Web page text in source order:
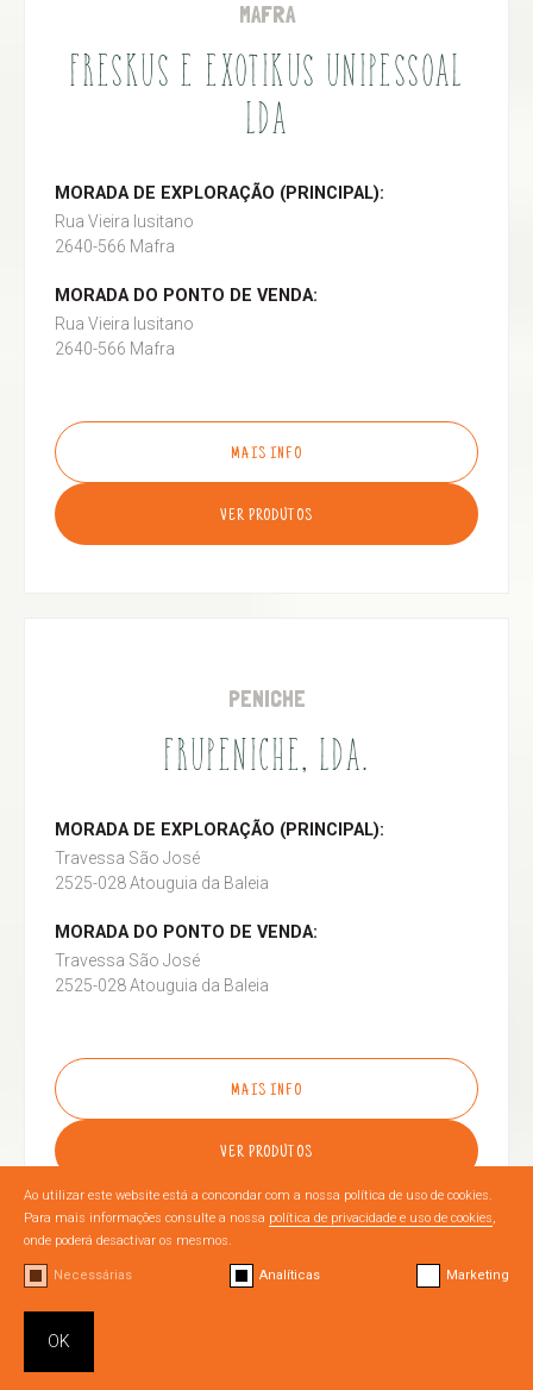
Ao utilizar este website está a concondar com a nossa política de uso de cookies.
Para mais informações consulte a nossa política de privacidade e uso de cookies,
onde poderá desactivar os mesmos.
Necessárias Analíticas Marketing
OK
MAFRA
FRESKUS E EXOTIKUS UNIPESSOAL
LDA
MORADA DE EXPLORAÇÃO (PRINCIPAL):
Rua Vieira lusitano
2640-566 Mafra
MORADA DO PONTO DE VENDA:
Rua Vieira lusitano
2640-566 Mafra
MAIS INFO
VER PRODUTOS
PENICHE
FRUPENICHE, LDA.
MORADA DE EXPLORAÇÃO (PRINCIPAL):
Travessa São José
2525-028 Atouguia da Baleia
MORADA DO PONTO DE VENDA:
Travessa São José
2525-028 Atouguia da Baleia
MAIS INFO
VER PRODUTOS